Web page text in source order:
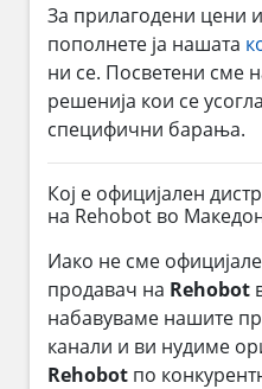
За прилагодени цени
пополнете ја нашата
ни се. Посветени сме
решенија кои се
специфични барања.
Кој е официјален
на Rehobot во
Иако не сме
продавач на Rehobot
набавуваме нашите
канали и ви нудиме
Rehobot по